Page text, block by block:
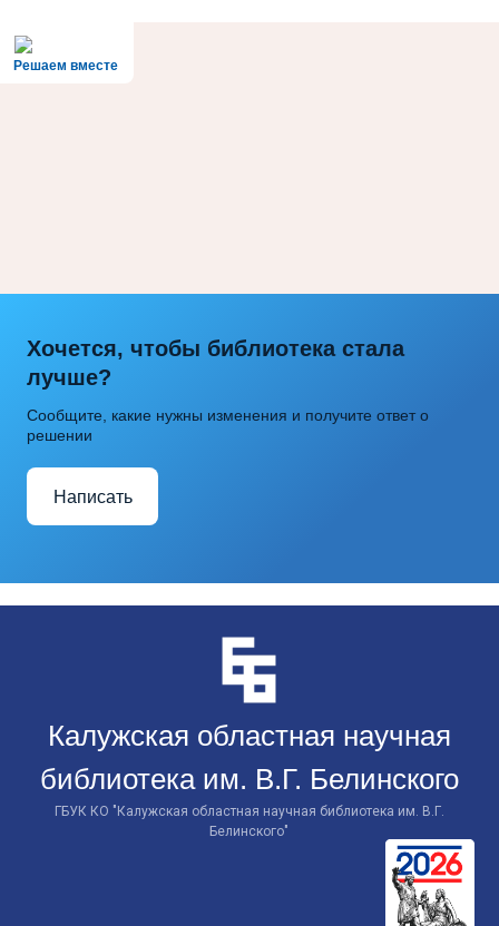
Решаем вместе
Хочется, чтобы библиотека стала
лучше?
Сообщите, какие нужны изменения и получите ответ о
решении
Написать
Калужская областная научная
библиотека им. В.Г. Белинского
ГБУК КО "Калужская областная научная библиотека им. В.Г.
Белинского"